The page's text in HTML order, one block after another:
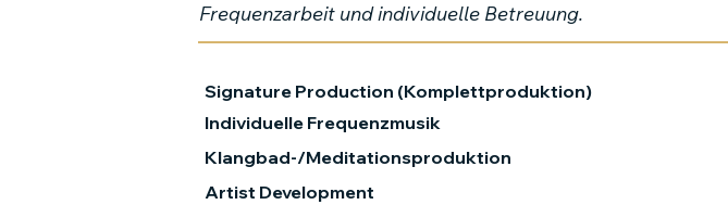
Frequenzarbeit und individuelle Betreuung.
Signature Production (Komplettproduktion)
Individuelle Frequenzmusik
Klangbad-/Meditationsproduktion
Artist Development